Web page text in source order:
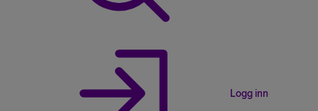
Logg inn